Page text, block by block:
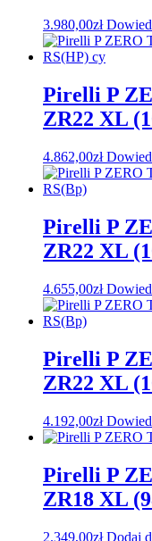
3.980,00zł
Pirelli P
ZR22 XL
4.862,00zł
Pirelli P
ZR22 XL
4.655,00zł
Pirelli P
ZR22 XL
4.192,00zł
Pirelli P
ZR18 XL
2.349,00zł Dodaj